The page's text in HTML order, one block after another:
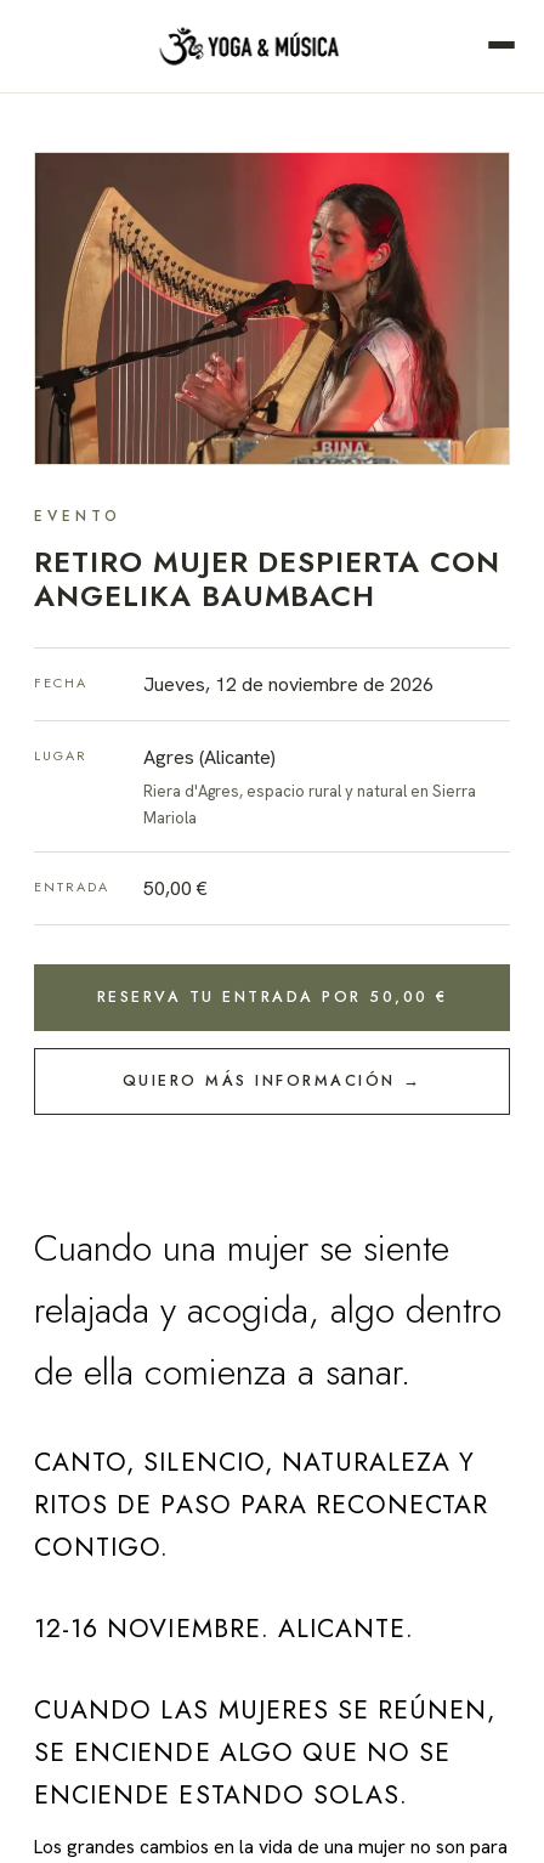
EVENTO
RETIRO MUJER DESPIERTA CON
ANGELIKA BAUMBACH
FECHA Jueves, 12 de noviembre de 2026
LUGAR Agres (Alicante)
Riera d'Agres, espacio rural y natural en Sierra
Mariola
ENTRADA 50,00 €
RESERVA TU ENTRADA POR 50,00 €
QUIERO MÁS INFORMACIÓN →
Cuando una mujer se siente
relajada y acogida, algo dentro
de ella comienza a sanar.
CANTO, SILENCIO, NATURALEZA Y
RITOS DE PASO PARA RECONECTAR
CONTIGO.
12-16 NOVIEMBRE. ALICANTE.
CUANDO LAS MUJERES SE REÚNEN,
SE ENCIENDE ALGO QUE NO SE
ENCIENDE ESTANDO SOLAS.
Los grandes cambios en la vida de una mujer no son para